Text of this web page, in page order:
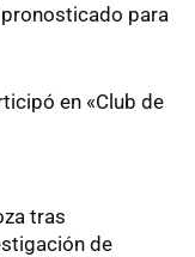
para
en «Club de
tras
de